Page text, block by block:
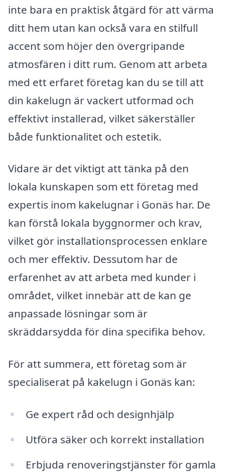
inte bara en praktisk åtgärd för att värma
ditt hem utan kan också vara en stilfull
accent som höjer den övergripande
atmosfären i ditt rum. Genom att arbeta
med ett erfaret företag kan du se till att
din kakelugn är vackert utformad och
effektivt installerad, vilket säkerställer
både funktionalitet och estetik.
Vidare är det viktigt att tänka på den
lokala kunskapen som ett företag med
expertis inom kakelugnar i Gonäs har. De
kan förstå lokala byggnormer och krav,
vilket gör installationsprocessen enklare
och mer effektiv. Dessutom har de
erfarenhet av att arbeta med kunder i
området, vilket innebär att de kan ge
anpassade lösningar som är
skräddarsydda för dina specifika behov.
För att summera, ett företag som är
specialiserat på kakelugn i Gonäs kan:
Ge expert råd och designhjälp
Utföra säker och korrekt installation
Erbjuda renoveringstjänster för gamla